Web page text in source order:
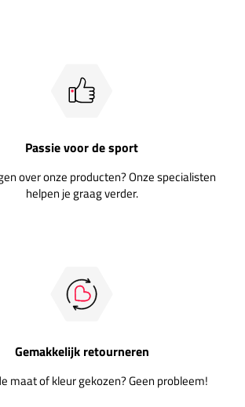
Passie voor de sport
over onze producten? Onze specialisten
helpen je graag verder.
Gemakkelijk retourneren
maat of kleur gekozen? Geen probleem!